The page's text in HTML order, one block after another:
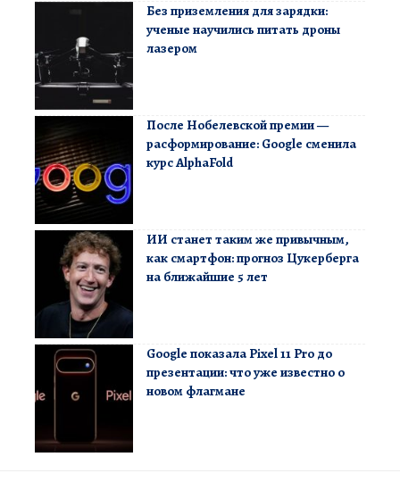
Без приземления для зарядки:
ученые научились питать дроны
лазером
После Нобелевской премии —
расформирование: Google сменила
курс AlphaFold
ИИ станет таким же привычным,
как смартфон: прогноз Цукерберга
на ближайшие 5 лет
Google показала Pixel 11 Pro до
презентации: что уже известно о
новом флагмане